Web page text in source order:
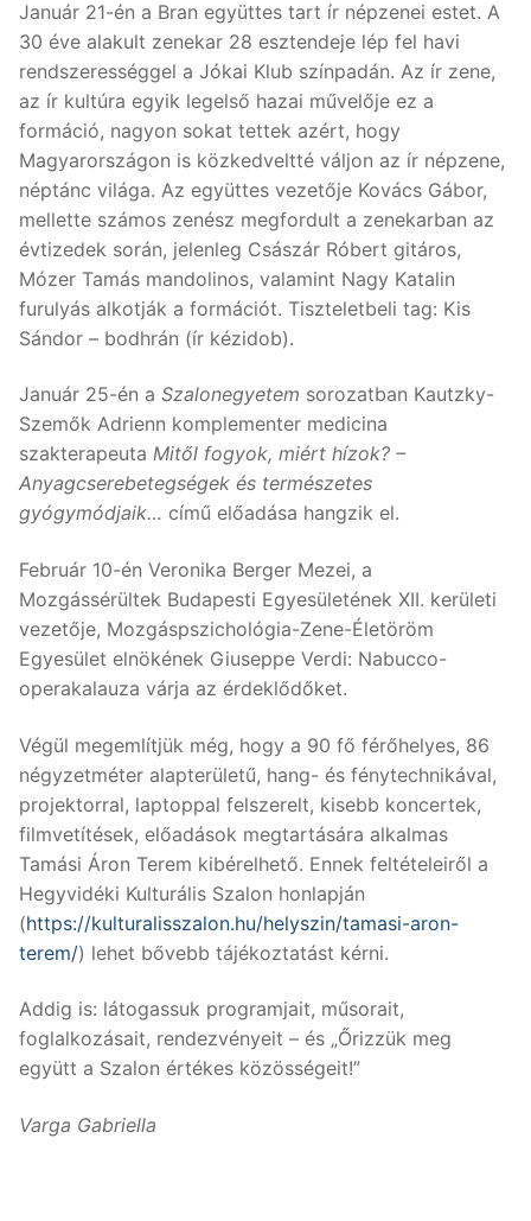
Január 21-én a Bran együttes tart ír népzenei estet. A
30 éve alakult zenekar 28 esztendeje lép fel havi
rendszerességgel a Jókai Klub színpadán. Az ír zene,
az ír kultúra egyik legelső hazai művelője ez a
formáció, nagyon sokat tettek azért, hogy
Magyarországon is közkedveltté váljon az ír népzene,
néptánc világa. Az együttes vezetője Kovács Gábor,
mellette számos zenész megfordult a zenekarban az
évtizedek során, jelenleg Császár Róbert gitáros,
Mózer Tamás mandolinos, valamint Nagy Katalin
furulyás alkotják a formációt. Tiszteletbeli tag: Kis
Sándor – bodhrán (ír kézidob).
Január 25-én a Szalonegyetem sorozatban Kautzky-
Szemők Adrienn komplementer medicina
szakterapeuta Mitől fogyok, miért hízok? –
Anyagcserebetegségek és természetes
gyógymódjaik… című előadása hangzik el.
Február 10-én Veronika Berger Mezei, a
Mozgássérültek Budapesti Egyesületének XII. kerületi
vezetője, Mozgáspszichológia-Zene-Életöröm
Egyesület elnökének Giuseppe Verdi: Nabucco-
operakalauza várja az érdeklődőket.
Végül megemlítjük még, hogy a 90 fő férőhelyes, 86
négyzetméter alapterületű, hang- és fénytechnikával,
projektorral, laptoppal felszerelt, kisebb koncertek,
filmvetítések, előadások megtartására alkalmas
Tamási Áron Terem kibérelhető. Ennek feltételeiről a
Hegyvidéki Kulturális Szalon honlapján
(https://kulturalisszalon.hu/helyszin/tamasi-aron-
terem/) lehet bővebb tájékoztatást kérni.
Addig is: látogassuk programjait, műsorait,
foglalkozásait, rendezvényeit – és „Őrizzük meg
együtt a Szalon értékes közösségeit!”
Varga Gabriella